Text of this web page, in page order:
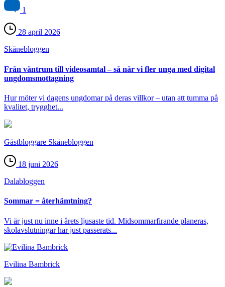
1
28 april 2026
Skåne­bloggen
Från väntrum till videosamtal – så når vi fler unga med digital
ungdomsmottagning
Hur möter vi dagens ungdomar på deras villkor – utan att tumma på
kvalitet, trygghet...
Gästbloggare Skånebloggen
18 juni 2026
Dala­bloggen
Sommar = återhämtning?
Vi är just nu inne i årets ljusaste tid. Midsommarfirande planeras,
skolavslutningar har just passerats...
Evilina Bambrick